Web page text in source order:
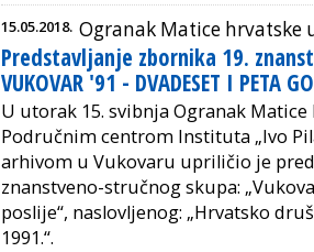
15.05.2018. Ogranak Matice hrvatske
Predstavljanje zbornika 19.
VUKOVAR '91 - DVADESET I PETA
U utorak 15. svibnja Ogranak
Područnim centrom Instituta „Ivo
arhivom u Vukovaru upriličio je
znanstveno-stručnog skupa:
poslije“, naslovljenog: „Hrvatsko
1991.“.